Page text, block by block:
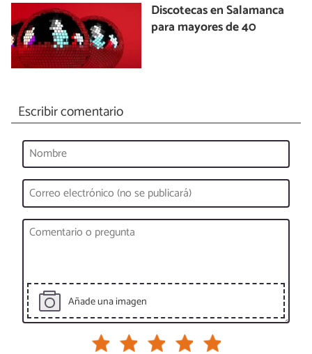
Discotecas en Salamanca
para mayores de 40
Escribir comentario
Añade una imagen